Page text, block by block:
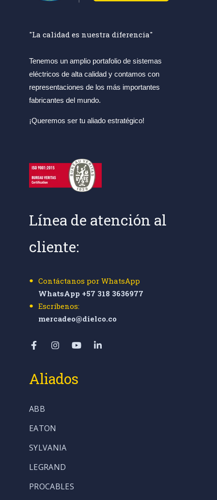
"La calidad es nuestra diferencia"
Tenemos un amplio portafolio de sistemas
eléctricos de alta calidad y contamos con
representaciones de los más importantes
fabricantes del mundo.
¡Queremos ser tu aliado estratégico!
Línea de atención al
cliente:
Contáctanos por WhatsApp
WhatsApp +57 318 3636977
Escríbenos:
mercadeo@dielco.co
Aliados
ABB
EATON
SYLVANIA
LEGRAND
PROCABLES